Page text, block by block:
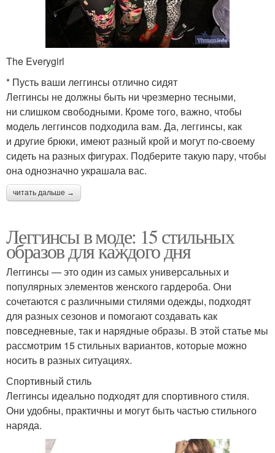
The Everygirl
* Пусть ваши леггинсы отлично сидят
Леггинсы не должны быть ни чрезмерно тесными,
ни слишком свободными. Кроме того, важно, чтобы
модель леггинсов подходила вам. Да, леггинсы, как
и другие брюки, имеют разный крой и могут по‑своему
сидеть на разных фигурах. Подберите такую пару, чтобы
она однозначно украшала вас.
читать дальше →
Леггинсы в моде: 15 стильных
образов для каждого дня
Леггинсы — это один из самых универсальных и
популярных элементов женского гардероба. Они
сочетаются с различными стилями одежды, подходят
для разных сезонов и помогают создавать как
повседневные, так и нарядные образы. В этой статье мы
рассмотрим 15 стильных вариантов, которые можно
носить в разных ситуациях.
Спортивный стиль
Леггинсы идеально подходят для спортивного стиля.
Они удобны, практичны и могут быть частью стильного
наряда.